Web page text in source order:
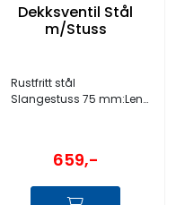
Dekksventil Stål
m/Stuss
Rustfritt stål
Slangestuss 75 mm:Lengde 140 mm
659,-